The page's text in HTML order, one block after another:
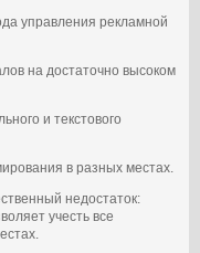
управления рекламной
на достаточно высоком
и текстового
в разных местах.
недостаток:
учесть все